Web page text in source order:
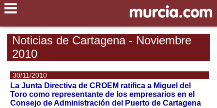
Noticias de Cartagena - Noviembre
2010
30/11/2010
La Junta Directiva de CROEM ratifica a Miguel del
Toro como representante de los empresarios en el
Consejo de Administración del Puerto de Cartagena